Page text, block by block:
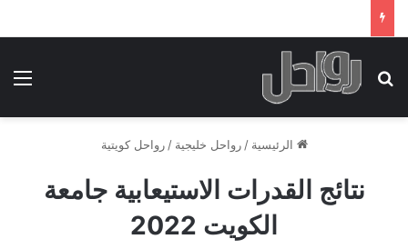
بحث عن
الرئيسية / رواحل خليجية / رواحل كويتية
نتائج القدرات الاستيعابية جامعة
الكويت 2022